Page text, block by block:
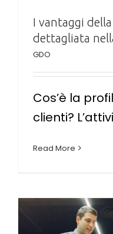
I vantaggi
dettagliata
GDO
Cos’è la
clienti?
Read More